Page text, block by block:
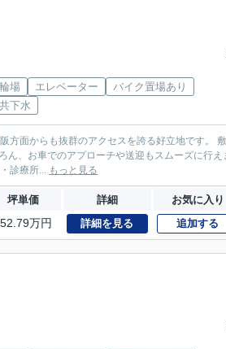
場 エレベーター
バイク置場あり
下水
面からも抜群のアクセスを誇る好立地です。 敷
、お車でのアプローチや送迎もスムーズに行え
診療所... もっと見る
坪単価 詳細 お気に入り
万円 詳細を見る 追加する